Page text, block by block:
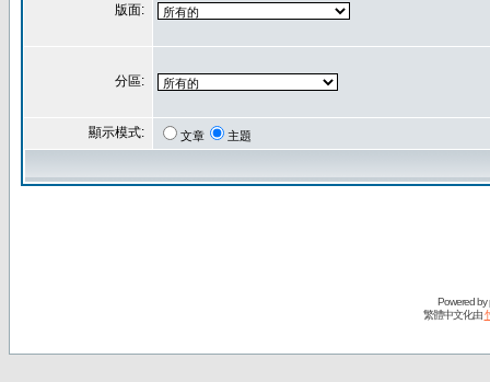
版面:
分區:
顯示模式: 文章 主題
Powered by
繁體中文化由